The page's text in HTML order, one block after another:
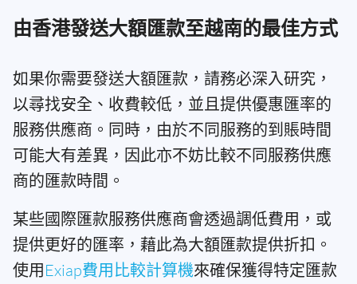
由香港發送大額匯款至越南的最佳方式
如果你需要發送大額匯款，請務必深入研究，
以尋找安全、收費較低，並且提供優惠匯率的
服務供應商。同時，由於不同服務的到賬時間
可能大有差異，因此亦不妨比較不同服務供應
商的匯款時間。
某些國際匯款服務供應商會透過調低費用，或
提供更好的匯率，藉此為大額匯款提供折扣。
使用Exiap費用比較計算機來確保獲得特定匯款